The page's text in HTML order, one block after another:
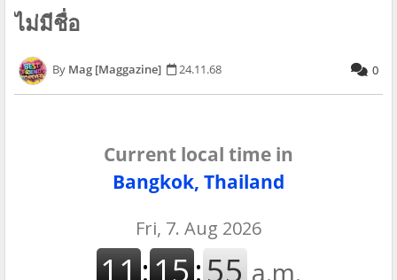
ไม่มีชื่อ
Mag [Maggazine] 24.11.68 0
Current local time in
Bangkok, Thailand